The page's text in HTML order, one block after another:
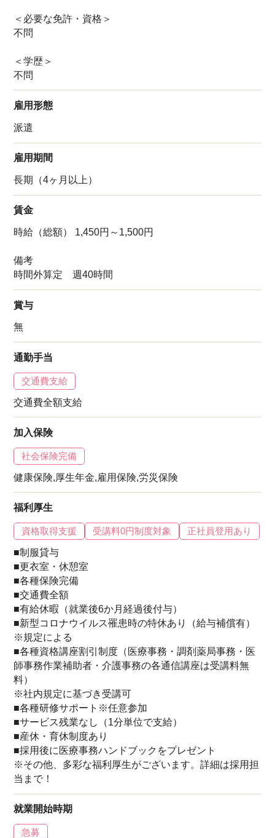
＜必要な免許・資格＞
不問
＜学歴＞
不問
雇用形態
派遣
雇用期間
長期（4ヶ月以上）
賃金
時給（総額） 1,450円～1,500円
備考
時間外算定 週40時間
賞与
無
通勤手当
交通費支給
交通費全額支給
加入保険
社会保険完備
健康保険,厚生年金,雇用保険,労災保険
福利厚生
資格取得支援 受講料0円制度対象 正社員登用あり
■制服貸与
■更衣室・休憩室
■各種保険完備
■交通費全額
■有給休暇（就業後6か月経過後付与）
■新型コロナウイルス罹患時の特休あり（給与補償有）
※規定による
■各種資格講座割引制度（医療事務・調剤薬局事務・医
師事務作業補助者・介護事務の各通信講座は受講料無
料）
※社内規定に基づき受講可
■各種研修サポート※任意参加
■サービス残業なし（1分単位で支給）
■産休・育休制度あり
■採用後に医療事務ハンドブックをプレゼント
※その他、多彩な福利厚生がございます。詳細は採用担
当まで！
就業開始時期
急募